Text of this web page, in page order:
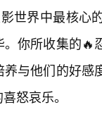
世界中最核心
你所收集的
与他们的好
怒哀乐。